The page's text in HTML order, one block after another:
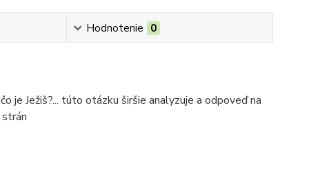
Hodnotenie 0
je Ježiš?... túto otázku širšie analyzuje a odpoveď na